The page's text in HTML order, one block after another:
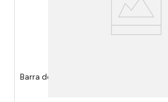
Barra de Cereal Nuts Sementes 25g